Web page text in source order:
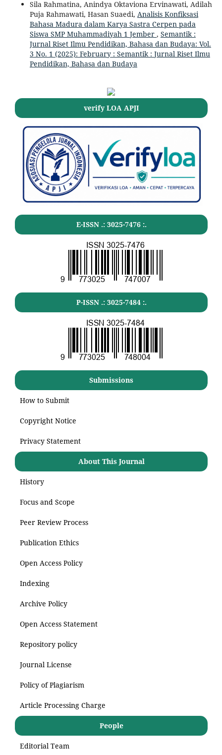
Sila Rahmatina, Anindya Oktaviona Ervinawati, Adilah
Puja Rahmawati, Hasan Suaedi, Analisis Konfiksasi
Bahasa Madura dalam Karya Sastra Cerpen pada
Siswa SMP Muhammadiyah 1 Jember , Semantik :
Jurnal Riset Ilmu Pendidikan, Bahasa dan Budaya: Vol.
3 No. 1 (2025): February : Semantik : Jurnal Riset Ilmu
Pendidikan, Bahasa dan Budaya
verify LOA APJI
E-ISSN .: 3025-7476:.
P-ISSN .: 3025-7484:.
Submissions
How to Submit
Copyright Notice
Privacy Statement
About This Journal
History
Focus and Scope
Peer Review Process
Publication Ethics
Open Access Policy
Indexing
Archive Policy
Open Access Statement
Repository policy
Journal License
Policy of Plagiarism
Article Processing Charge
People
Editorial Team